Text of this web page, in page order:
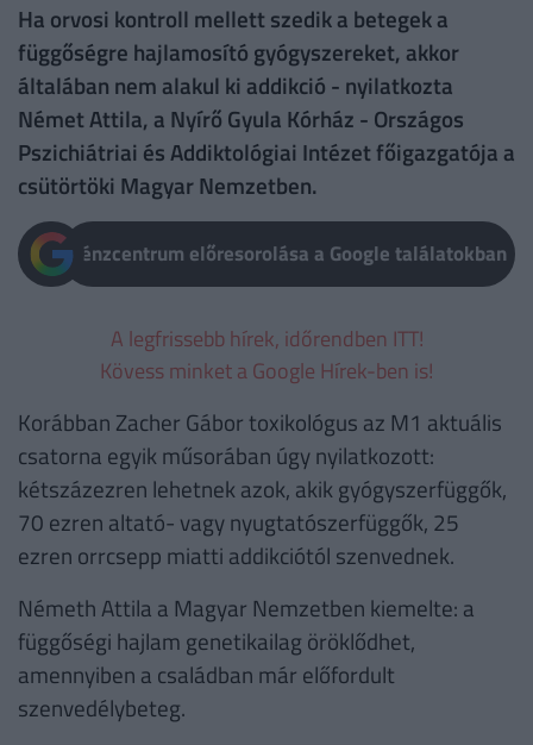
Ha orvosi kontroll mellett szedik a betegek a
függőségre hajlamosító gyógyszereket, akkor
általában nem alakul ki addikció - nyilatkozta
Német Attila, a Nyírő Gyula Kórház - Országos
Pszichiátriai és Addiktológiai Intézet főigazgatója a
csütörtöki Magyar Nemzetben.
Pénzcentrum előresorolása a Google találatokban
A legfrissebb hírek, időrendben ITT!
Kövess minket a Google Hírek-ben is!
Korábban Zacher Gábor toxikológus az M1 aktuális
csatorna egyik műsorában úgy nyilatkozott:
kétszázezren lehetnek azok, akik gyógyszerfüggők,
70 ezren altató- vagy nyugtatószerfüggők, 25
ezren orrcsepp miatti addikciótól szenvednek.
Németh Attila a Magyar Nemzetben kiemelte: a
függőségi hajlam genetikailag öröklődhet,
amennyiben a családban már előfordult
szenvedélybeteg.